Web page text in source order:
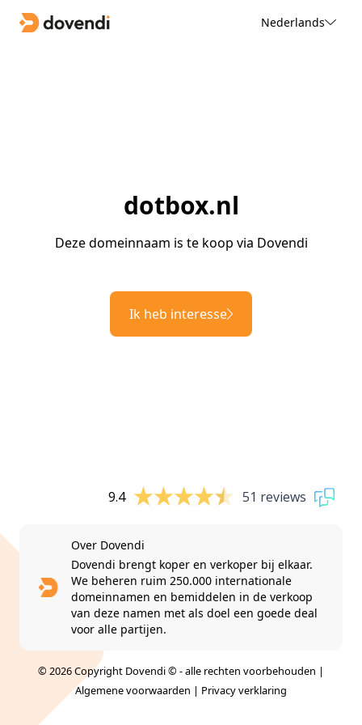
Nederlands
dotbox.nl
Deze domeinnaam is te koop via Dovendi
Ik heb interesse
9.4 51 reviews
Over Dovendi
Dovendi brengt koper en verkoper bij elkaar.
We beheren ruim 250.000 internationale
domeinnamen en bemiddelen in de verkoop
van deze namen met als doel een goede deal
voor alle partijen.
© 2026 Copyright Dovendi © - alle rechten voorbehouden |
Algemene voorwaarden | Privacy verklaring